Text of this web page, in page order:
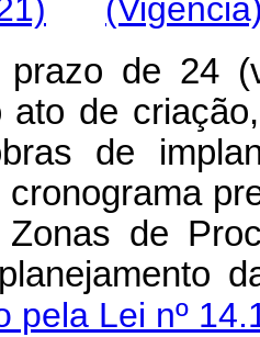
de 24
ato de
de
de
pela Lei nº